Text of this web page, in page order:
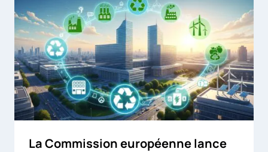
La Commission européenne lance